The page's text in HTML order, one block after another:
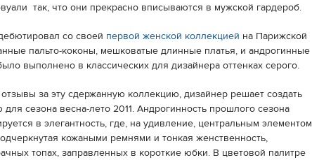
так, что они прекрасно вписываются в мужской гардероб.
со своей первой женской коллекцией на Парижской
пальто-коконы, мешковатые длинные платья, и андрогинные
выполнено в классических для дизайнера оттенках серого.
за эту сдержанную коллекцию, дизайнер решает создать
сезона весна-лето 2011. Андрогинность прошлого сезона
в элегантность, где, на удивление, центральным элементом
кожаными ремнями и тонкая женственность,
топах, заправленных в короткие юбки. В цветовой палитре